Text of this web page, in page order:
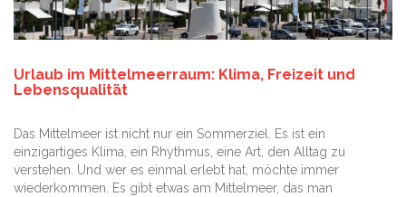
Urlaub im Mittelmeerraum: Klima, Freizeit und
Lebensqualität
Das Mittelmeer ist nicht nur ein Sommerziel. Es ist ein
einzigartiges Klima, ein Rhythmus, eine Art, den Alltag zu
verstehen. Und wer es einmal erlebt hat, möchte immer
wiederkommen. Es gibt etwas am Mittelmeer, das man